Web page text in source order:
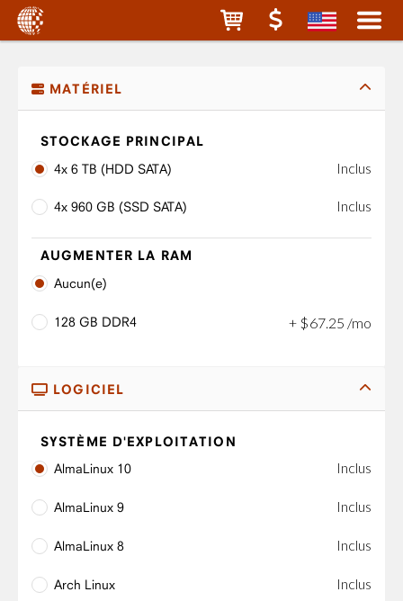
MATÉRIEL
STOCKAGE PRINCIPAL
4x 6 TB (HDD SATA)
Inclus
4x 960 GB (SSD SATA) Inclus
AUGMENTER LA RAM
Aucun(e)
128 GB DDR4 + $67 25 /mo
LOGICIEL
SYSTÈME D'EXPLOITATION
AlmaLinux 10
Inclus
AlmaLinux 9 Inclus
AlmaLinux 8 Inclus
Arch Linux Inclus